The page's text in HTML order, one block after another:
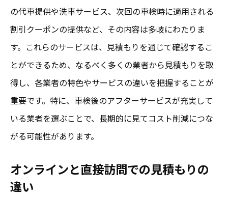
の代車提供や洗車サービス、次回の車検時に適用される
割引クーポンの提供など、その内容は多岐にわたりま
す。これらのサービスは、見積もりを通じて確認するこ
とができるため、なるべく多くの業者から見積もりを取
得し、各業者の特色やサービスの違いを把握することが
重要です。特に、車検後のアフターサービスが充実して
いる業者を選ぶことで、長期的に見てコスト削減につな
がる可能性があります。
オンラインと直接訪問での見積もりの
違い